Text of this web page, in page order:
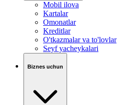
Mobil ilova
Kartalar
Omonatlar
Kreditlar
O'tkazmalar va to'lovlar
Seyf yacheykalari
Biznes uchun